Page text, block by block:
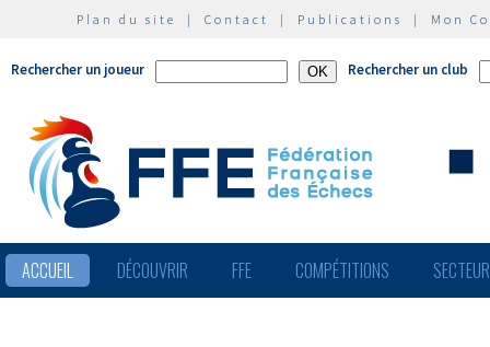
Plan du site | Contact | Publications | Mon
Rechercher un joueur Rechercher un club
ACCUEIL DÉCOUVRIR FFE COMPÉTITIONS